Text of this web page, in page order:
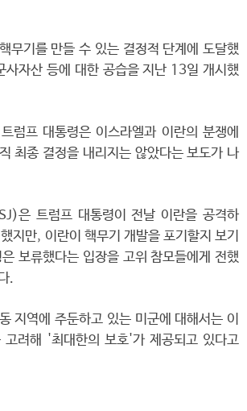
무기를 만들 수 있는 결정적 단계에 도달했
사자산 등에 대한 공습을 지난 13일 개시했
럼프 대통령은 이스라엘과 이란의 분쟁에
최종 결정을 내리지는 않았다는 보도가 나
은 트럼프 대통령이 전날 이란을 공격하
지만, 이란이 핵무기 개발을 포기할지 보기
보류했다는 입장을 고위 참모들에게 전했
.
지역에 주둔하고 있는 미군에 대해서는 이
고려해 '최대한의 보호'가 제공되고 있다고